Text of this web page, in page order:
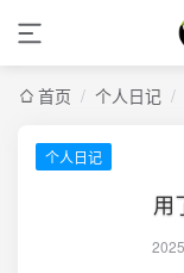
首页 / 个人日记 /
个人日记
用